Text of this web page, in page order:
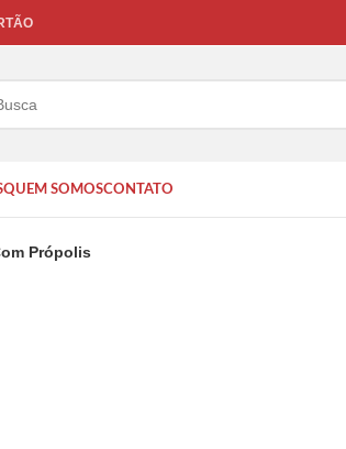
QUEM SOMOSCONTATO
Própolis